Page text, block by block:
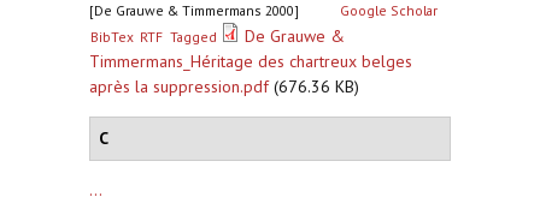
[De Grauwe & Timmermans 2000]
Google Scholar
BibTex RTF Tagged
De Grauwe &
Timmermans_Héritage des chartreux belges
après la suppression.pdf(676.36 KB)
C
...